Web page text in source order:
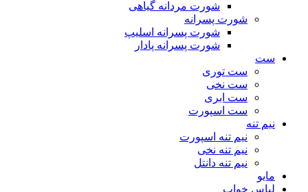
شورت مردانه گیاهی
شورت پسرانه
شورت پسرانه اسلیپ
شورت پسرانه پادار
ست
ست توری
ست نخی
ست ابری
ست اسپورت
نیم تنه
نیم تنه اسپورت
نیم تنه نخی
نیم تنه دانتل
مایو
لباس خواب